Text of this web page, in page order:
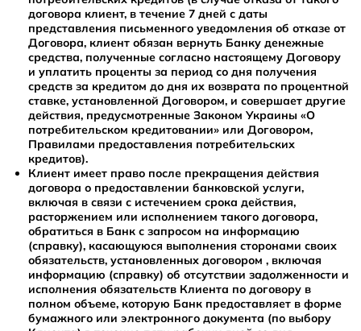
договора клиент, в течение 7 дней с даты
представления письменного уведомления об отказе от
Договора, клиент обязан вернуть Банку денежные
средства, полученные согласно настоящему Договору
и уплатить проценты за период со дня получения
средств за кредитом до дня их возврата по процентной
ставке, установленной Договором, и совершает другие
действия, предусмотренные Законом Украины «О
потребительском кредитовании» или Договором,
Правилами предоставления потребительских
кредитов).
Клиент имеет право после прекращения действия
договора о предоставлении банковской услуги,
включая в связи с истечением срока действия,
расторжением или исполнением такого договора,
обратиться в Банк с запросом на информацию
(справку), касающуюся выполнения сторонами своих
обязательств, установленных договором , включая
информацию (справку) об отсутствии задолженности и
исполнения обязательств Клиента по договору в
полном объеме, которую Банк предоставляет в форме
бумажного или электронного документа (по выбору